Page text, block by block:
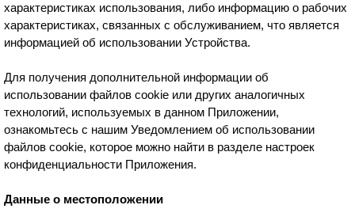
характеристиках использования, либо информацию о рабочих
характеристиках, связанных с обслуживанием, что является
информацией об использовании Устройства.
Для получения дополнительной информации об
использовании файлов cookie или других аналогичных
технологий, используемых в данном Приложении,
ознакомьтесь с нашим Уведомлением об использовании
файлов cookie, которое можно найти в разделе настроек
конфиденциальности Приложения.
Данные о местоположении